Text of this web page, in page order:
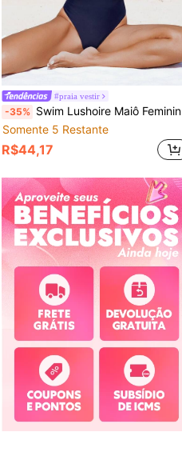
#praia vestir
-35% Swim Lushoire Maiô Feminino de Cor Sólida com Sobreposição de Gola Babado
Somente 5 Restante
R$44,17